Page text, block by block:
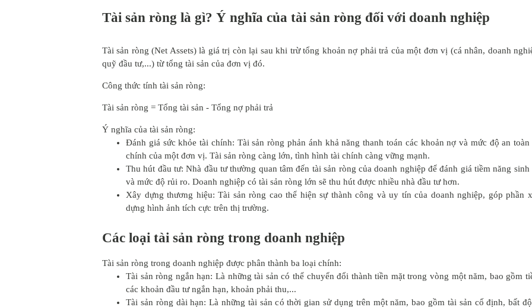
Tài sản ròng là gì? Ý nghĩa của tài sản ròng đối với doanh nghiệp
Tài sản ròng (Net Assets) là giá trị còn lại sau khi trừ tổng khoản nợ phải trả của một đơn vị (cá nhân, doanh
quỹ đầu tư,...) từ tổng tài sản của đơn vị đó.
Công thức tính tài sản ròng:
Tài sản ròng = Tổng tài sản - Tổng nợ phải trả
Ý nghĩa của tài sản ròng:
Đánh giá sức khỏe tài chính: Tài sản ròng phản ánh khả năng thanh toán các khoản nợ và mức độ an toàn
chính của một đơn vị. Tài sản ròng càng lớn, tình hình tài chính càng vững mạnh.
Thu hút đầu tư: Nhà đầu tư thường quan tâm đến tài sản ròng của doanh nghiệp để đánh giá tiềm năng sinh
và mức độ rủi ro. Doanh nghiệp có tài sản ròng lớn sẽ thu hút được nhiều nhà đầu tư hơn.
Xây dựng thương hiệu: Tài sản ròng cao thể hiện sự thành công và uy tín của doanh nghiệp, góp phần
dựng hình ảnh tích cực trên thị trường.
Các loại tài sản ròng trong doanh nghiệp
Tài sản ròng trong doanh nghiệp được phân thành ba loại chính:
Tài sản ròng ngắn hạn: Là những tài sản có thể chuyển đổi thành tiền mặt trong vòng một năm, bao gồm
các khoản đầu tư ngắn hạn, khoản phải thu,...
Tài sản ròng dài hạn: Là những tài sản có thời gian sử dụng trên một năm, bao gồm tài sản cố định, bất